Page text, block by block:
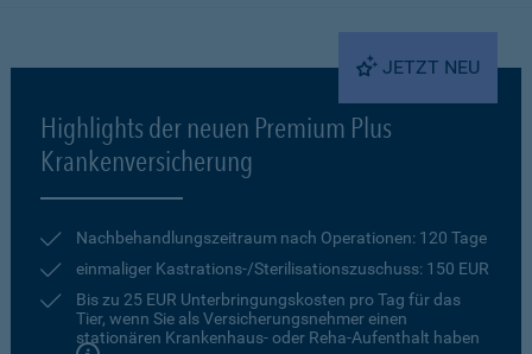
JETZT NEU
Highlights der neuen Premium Plus
Krankenversicherung
Nachbehandlungszeitraum nach Operationen: 120 Tage
einmaliger Kastrations-/Sterilisationszuschuss: 150 EUR
Bis zu 25 EUR Unterbringungskosten pro Tag für das
Tier, wenn Sie als Versicherungsnehmer einen
stationären Krankenhaus- oder Reha-Aufenthalt haben